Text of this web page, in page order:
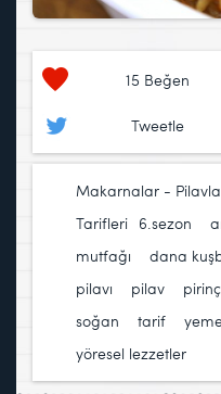
15 Beğen
Tweetle
Makarnalar -
Tarifleri 6.sezon
mutfağı
dana
pilavı
pilav pirinç
soğan
tarif
yöresel lezzetler